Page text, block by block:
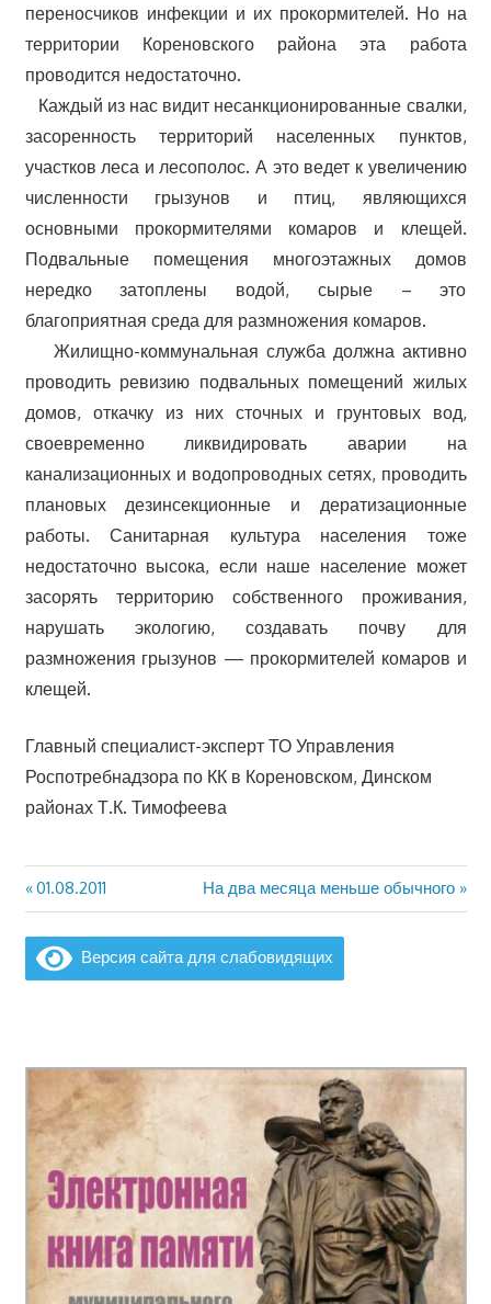
переносчиков инфекции и их прокормителей. Но на
территории Кореновского района эта работа
проводится недостаточно.
Каждый из нас видит несанкционированные свалки,
засоренность территорий населенных пунктов,
участков леса и лесополос. А это ведет к увеличению
численности грызунов и птиц, являющихся
основными прокормителями комаров и клещей.
Подвальные помещения многоэтажных домов
нередко затоплены водой, сырые – это
благоприятная среда для размножения комаров.
Жилищно-коммунальная служба должна активно
проводить ревизию подвальных помещений жилых
домов, откачку из них сточных и грунтовых вод,
своевременно ликвидировать аварии на
канализационных и водопроводных сетях, проводить
плановых дезинсекционные и дератизационные
работы. Санитарная культура населения тоже
недостаточно высока, если наше население может
засорять территорию собственного проживания,
нарушать экологию, создавать почву для
размножения грызунов — прокормителей комаров и
клещей.
Главный специалист-эксперт ТО Управления
Роспотребнадзора по КК в Кореновском, Динском
районах Т.К. Тимофеева
Навигация
по
записям
Предыдущая
запись:
01.08.2011
Следующая
запись:
На два месяца меньше обычного
Версия сайта для слабовидящих